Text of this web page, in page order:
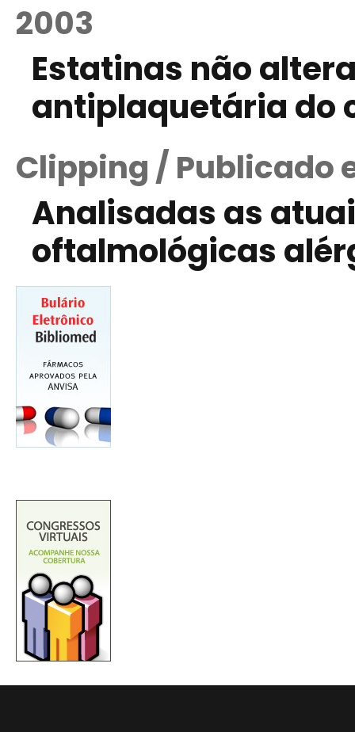
2003
Estatinas não
antiplaquetária do
Clipping / Publicado
Analisadas as
oftalmológicas